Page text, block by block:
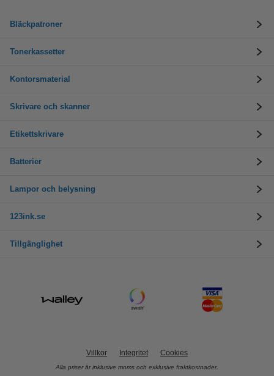
Bläckpatroner
Tonerkassetter
Kontorsmaterial
Skrivare och skanner
Etikettskrivare
Batterier
Lampor och belysning
123ink.se
Tillgänglighet
Villkor Integritet Cookies
Alla priser är inklusive moms och exklusive fraktkostnader.